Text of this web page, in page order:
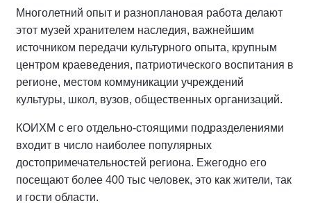
Многолетний опыт и разноплановая работа делают
этот музей хранителем наследия, важнейшим
источником передачи культурного опыта, крупным
центром краеведения, патриотического воспитания в
регионе, местом коммуникации учреждений
культуры, школ, вузов, общественных организаций.
КОИХМ с его отдельно-стоящими подразделениями
входит в число наиболее популярных
достопримечательностей региона. Ежегодно его
посещают более 400 тыс человек, это как жители, так
и гости области.